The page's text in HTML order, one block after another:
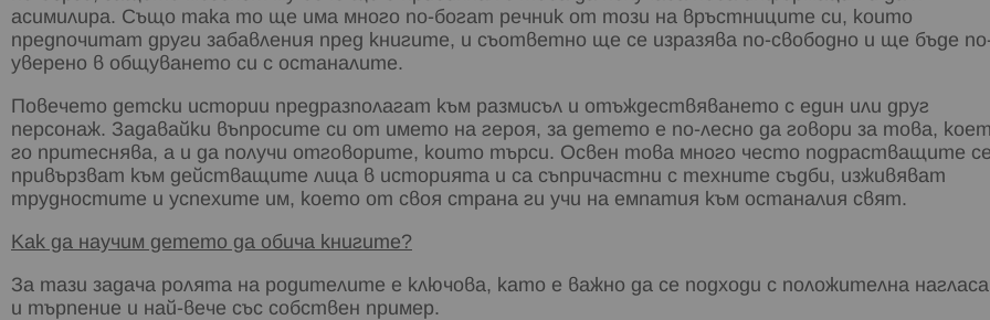
асимилира. Също така то ще има много по-богат речник от този на връстниците си, които
предпочитат други забавления пред книгите, и съответно ще се изразява по-свободно и ще бъде
уверено в общуването си с останалите.
Повечето детски истории предразполагат към размисъл и отъждествяването с един или друг
персонаж. Задавайки въпросите си от името на героя, за детето е по-лесно да говори за това,
го притеснява, а и да получи отговорите, които търси. Освен това много често подрастващите
привързват към действащите лица в историята и са съпричастни с техните съдби, изживяват
трудностите и успехите им, което от своя страна ги учи на емпатия към останалия свят.
Как да научим детето да обича книгите?
За тази задача ролята на родителите е ключова, като е важно да се подходи с положителна нагласа
и търпение и най-вече със собствен пример.